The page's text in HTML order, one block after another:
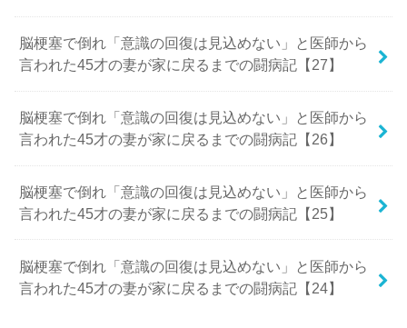
脳梗塞で倒れ「意識の回復は見込めない」と医師から
言われた45才の妻が家に戻るまでの闘病記【27】
脳梗塞で倒れ「意識の回復は見込めない」と医師から
言われた45才の妻が家に戻るまでの闘病記【26】
脳梗塞で倒れ「意識の回復は見込めない」と医師から
言われた45才の妻が家に戻るまでの闘病記【25】
脳梗塞で倒れ「意識の回復は見込めない」と医師から
言われた45才の妻が家に戻るまでの闘病記【24】